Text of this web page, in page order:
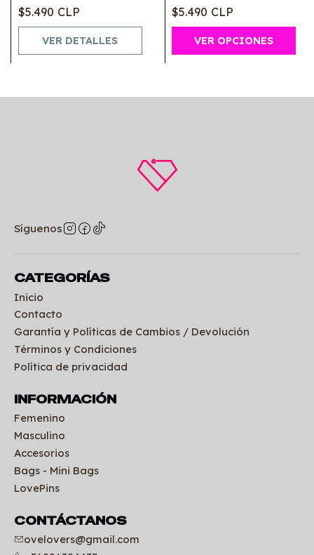
$5.490 CLP
VER DETALLES
$5.490 CLP
VER OPCIONES
Síguenos
CATEGORÍAS
Inicio
Contacto
Garantía y Políticas de Cambios / Devolución
Términos y Condiciones
Política de privacidad
INFORMACIÓN
Femenino
Masculino
Accesorios
Bags - Mini Bags
LovePins
CONTÁCTANOS
ovelovers@gmail.com